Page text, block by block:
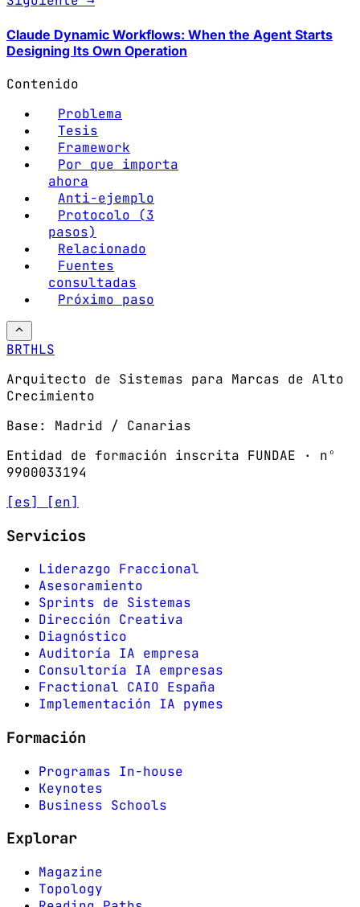
Claude Dynamic Workflows: When the Agent Starts
Designing Its Own Operation
Contenido
Problema
Tesis
Framework
Por que importa
ahora
Anti-ejemplo
Protocolo (3
pasos)
Relacionado
Fuentes
consultadas
Próximo paso
BRTHLS
Arquitecto de Sistemas para Marcas de Alto
Crecimiento
Base: Madrid / Canarias
Entidad de formación inscrita FUNDAE · nº
9900033194
[es]
[en]
Servicios
Liderazgo Fraccional
Asesoramiento
Sprints de Sistemas
Dirección Creativa
Diagnóstico
Auditoría IA empresa
Consultoría IA empresas
Fractional CAIO España
Implementación IA pymes
Formación
Programas In-house
Keynotes
Business Schools
Explorar
Magazine
Topology